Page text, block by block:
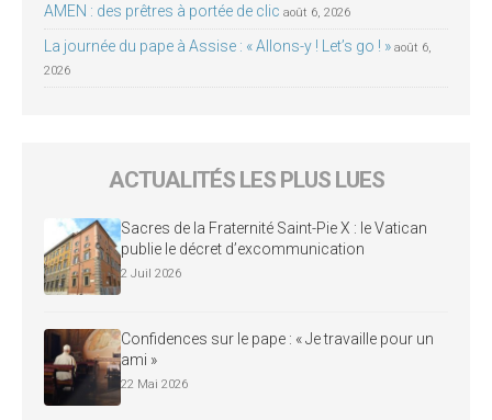
AMEN : des prêtres à portée de clic août 6, 2026
La journée du pape à Assise : « Allons-y ! Let’s go ! » août 6,
2026
ACTUALITÉS LES PLUS LUES
Sacres de la Fraternité Saint-Pie X : le Vatican
publie le décret d’excommunication
2 Juil 2026
Confidences sur le pape : « Je travaille pour un
ami »
22 Mai 2026